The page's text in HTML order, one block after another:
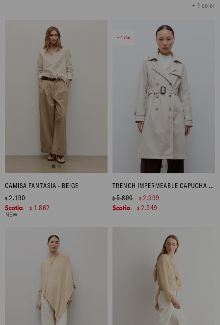
+ 1 color
CAMISA FANTASIA - BEIGE
$ 2.190
$ 1.862
47
TRENCH IMPERMEABLE CAPUCHA DESMONTABLE - BEIGE
$5.690 $ 2.999
$ 2.549